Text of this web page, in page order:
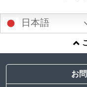
日本語
お